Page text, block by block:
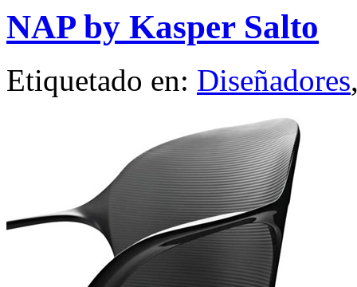
NAP by Kasper Salto
Etiquetado en: Diseñadores